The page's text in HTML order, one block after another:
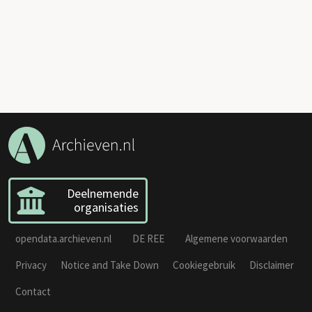
Deelnemende
organisaties
opendata.archieven.nl DE REE
Algemene voorwaarden
Privacy
Notice and Take Down Cookiegebruik
Disclaimer
Contact